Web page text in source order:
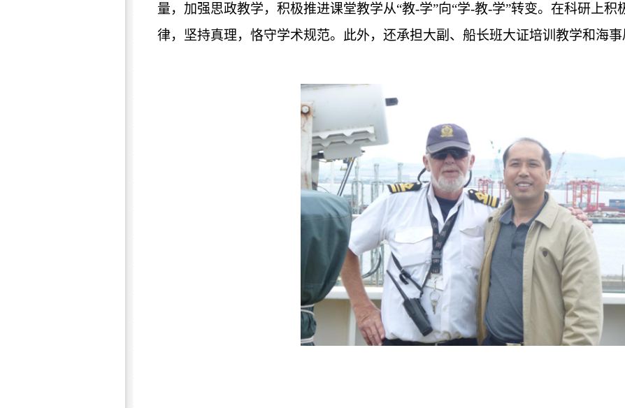
量，加强思政教学，积极推进课堂教学从“教-学”向“学-教-学”转变。在科研上
律，坚持真理，恪守学术规范。此外，还承担大副、船长班大证培训教学和海事